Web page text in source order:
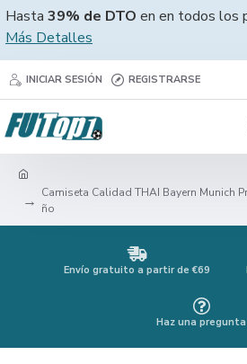
Hasta 39% de DTO en en todos los
Más Detalles
INICIAR SESIÓN REGISTRARSE
Camiseta Calidad THAI Bayern Munich
ño
Envío gratuito a partir de €69
Haz una pregunta